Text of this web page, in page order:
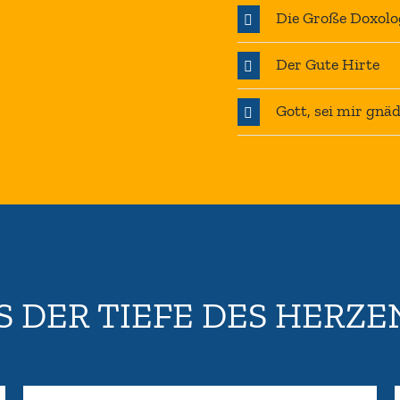
Die Große
Der Gute Hirte
Gott, sei mir
DER TIEFE DES